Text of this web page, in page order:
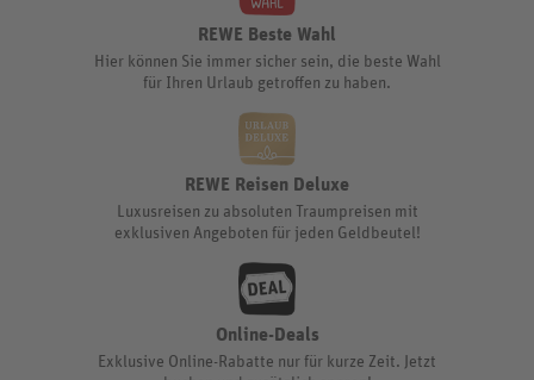
REWE Beste Wahl
Hier können Sie immer sicher sein, die beste Wahl
für Ihren Urlaub getroffen zu haben.
REWE Reisen Deluxe
Luxusreisen zu absoluten Traumpreisen mit
exklusiven Angeboten für jeden Geldbeutel!
Online-Deals
Exklusive Online-Rabatte nur für kurze Zeit. Jetzt